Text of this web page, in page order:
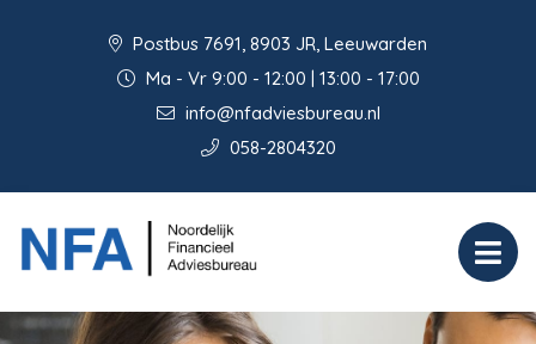
Postbus 7691, 8903 JR, Leeuwarden
Ma - Vr 9:00 - 12:00 | 13:00 - 17:00
info@nfadviesbureau.nl
058-2804320